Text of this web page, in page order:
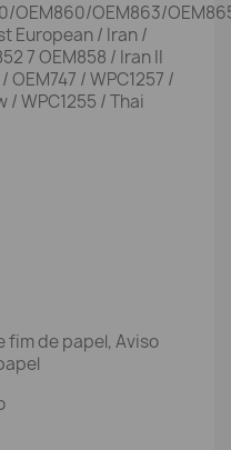
OEM860/OEM863/
European / Iran /
7 OEM858 / Iran II
OEM747 / WPC1257 /
/ WPC1255 / Thai
fim de papel, Aviso